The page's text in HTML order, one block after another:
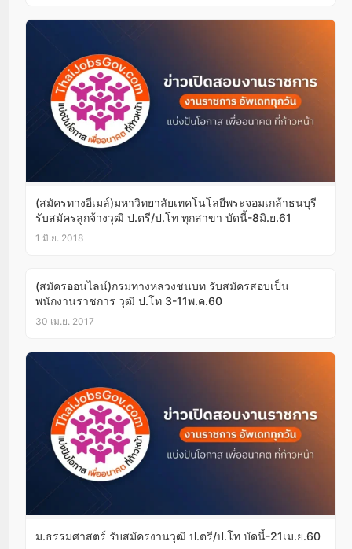
(สมัครทางอีเมล์)มหาวิทยาลัยเทคโนโลยีพระจอมเกล้าธนบุรี
รับสมัครลูกจ้างวุฒิ ป.ตรี/ป.โท ทุกสาขา บัดนี้-8มิ.ย.61
1 มิ.ย. 2018
(สมัครออนไลน์)กรมทางหลวงชนบท รับสมัครสอบเป็น
พนักงานราชการ วุฒิ ป.โท 3-11พ.ค.60
30 เม.ย. 2017
ม.ธรรมศาสตร์ รับสมัครงานวุฒิ ป.ตรี/ป.โท บัดนี้-21เม.ย.60